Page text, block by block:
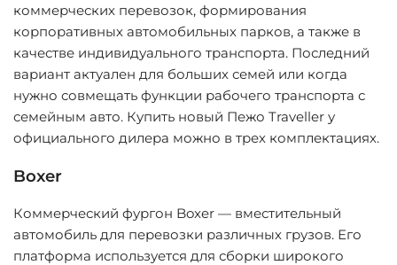
коммерческих перевозок, формирования
корпоративных автомобильных парков, а также в
качестве индивидуального транспорта. Последний
вариант актуален для больших семей или когда
нужно совмещать функции рабочего транспорта с
семейным авто. Купить новый Пежо Traveller у
официального дилера можно в трех комплектациях.
Boxer
Коммерческий фургон Boxer — вместительный
автомобиль для перевозки различных грузов. Его
платформа используется для сборки широкого